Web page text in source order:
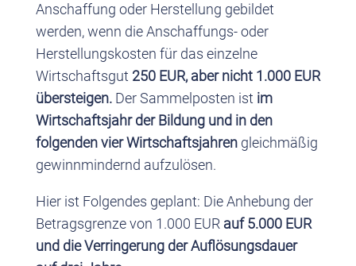
Anschaffung oder Herstellung gebildet
werden, wenn die Anschaffungs- oder
Herstellungskosten für das einzelne
Wirtschaftsgut 250 EUR, aber nicht 1.000 EUR
übersteigen.Der Sammelposten ist im
Wirtschaftsjahr der Bildung und in den
folgenden vier Wirtschaftsjahrengleichmäßig
gewinnmindernd aufzulösen.
Hier ist Folgendes geplant: Die Anhebung der
Betragsgrenze von 1.000 EUR auf 5.000 EUR
und die Verringerung der Auflösungsdauer